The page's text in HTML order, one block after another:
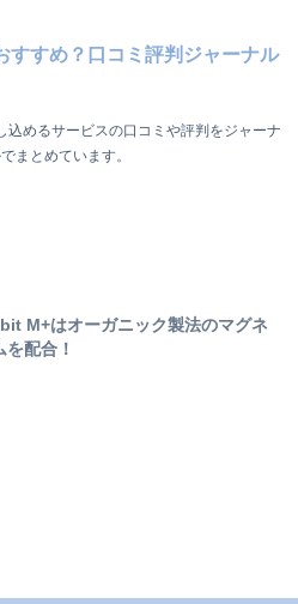
すすめ？口コミ評判ジャーナル
込めるサービスの口コミや評判をジャーナ
まとめています。
M+はオーガニック製法のマグネ
を配合！